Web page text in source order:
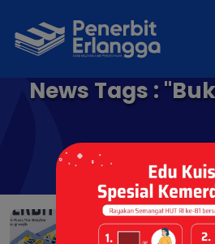
News Tags :
MATA UJI